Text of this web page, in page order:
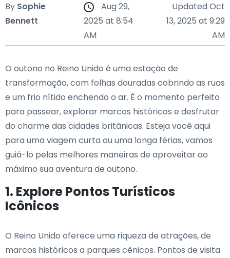
By Sophie
Bennett
Aug 29,
2025 at 8:54
AM
Updated Oct
13, 2025 at 9:29
AM
O outono no Reino Unido é uma estação de
transformação, com folhas douradas cobrindo as ruas
e um frio nítido enchendo o ar. É o momento perfeito
para passear, explorar marcos históricos e desfrutar
do charme das cidades britânicas. Esteja você aqui
para uma viagem curta ou uma longa férias, vamos
guiá-lo pelas melhores maneiras de aproveitar ao
máximo sua aventura de outono.
1. Explore Pontos Turísticos
Icônicos
O Reino Unido oferece uma riqueza de atrações, de
marcos históricos a parques cênicos. Pontos de visita